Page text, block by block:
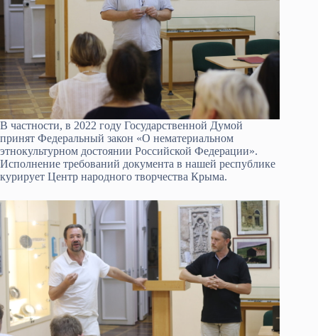
В частности, в 2022 году Государственной Думой
принят Федеральный закон «О нематериальном
этнокультурном достоянии Российской Федерации».
Исполнение требований документа в нашей республике
курирует Центр народного творчества Крыма.